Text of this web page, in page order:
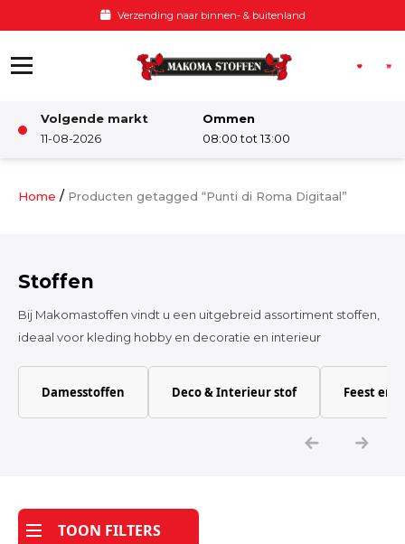
Verzending naar binnen- & buitenland
Volgende markt
11-08-2026
Ommen
08:00 tot 13:00
Damesstoffen
Katoen
Tijdpakker stof
Home / Producten getagged “Punti di Roma Digitaal”
Stoffen
Bij Makomastoffen vindt u een uitgebreid assortiment stoffen,
ideaal voor kleding hobby en decoratie en interieur
Damesstoffen Deco & Interieur stof Feest en
TOON FILTERS